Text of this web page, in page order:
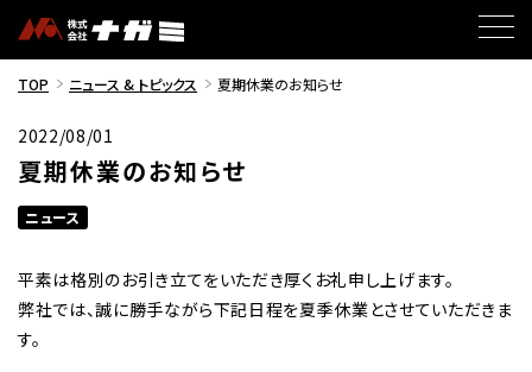
TOP ニュース & トピックス 夏期休業のお知らせ
2022/08/01
夏期休業のお知らせ
ニュース
平素は格別のお引き立てをいただき厚くお礼申し上げます。
弊社では、誠に勝手ながら下記日程を夏季休業とさせていただきま
す。